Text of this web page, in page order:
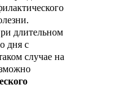
длительном
дня с
случае на